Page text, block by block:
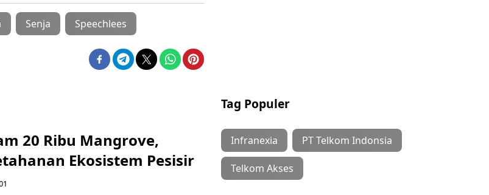
Senja Speechlees
20 Ribu Mangrove,
Ekosistem Pesisir
Tag Populer
Infranexia PT Telkom Indonsia
Telkom Akses